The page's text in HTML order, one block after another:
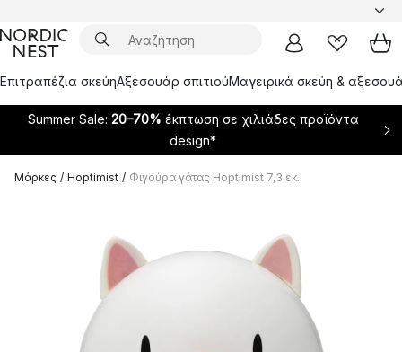
Επιτραπέζια σκεύηΑξεσουάρ σπιτιούΜαγειρικά σκεύη &
Summer Sale: 20–70% έκπτωση σε χιλιάδες προϊόντα
design*
Μάρκες / Hoptimist / Φιγούρα γάτας Hoptimist 7,3 εκ.